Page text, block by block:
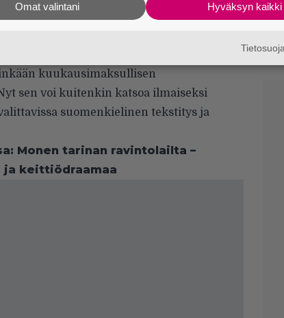
ohjaamassa elokuvassa nähdään
kuukausimaksullisen
sen voi kuitenkin katsoa ilmaiseksi
suomenkielinen tekstitys ja
Monen tarinan ravintolailta –
keittiödraamaa
Hyväksyn kaikki
Omat valintani